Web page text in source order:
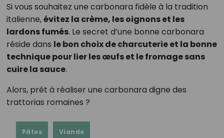
Si vous souhaitez une carbonara fidèle à la tradition
italienne,évitez la crème, les oignons et les
lardons fumés. Le secret d’une bonne carbonara
réside dans le bon choix de charcuterie et la bonne
technique pour lier les œufs et le fromage sans
cuire la sauce.
Alors, prêt à réaliser une carbonara digne des
trattorias romaines ?
Pâtes Viande